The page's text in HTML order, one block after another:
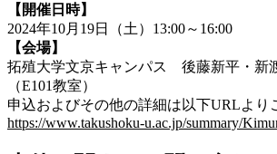
【開催日時】
2024年10月19日（土）13:00～16:00
【会場】
拓殖大学文京キャンパス 後藤新平・新
（E101教室）
申込およびその他の詳細は以下URLより
https://www.takushoku-u.ac.jp/summary/